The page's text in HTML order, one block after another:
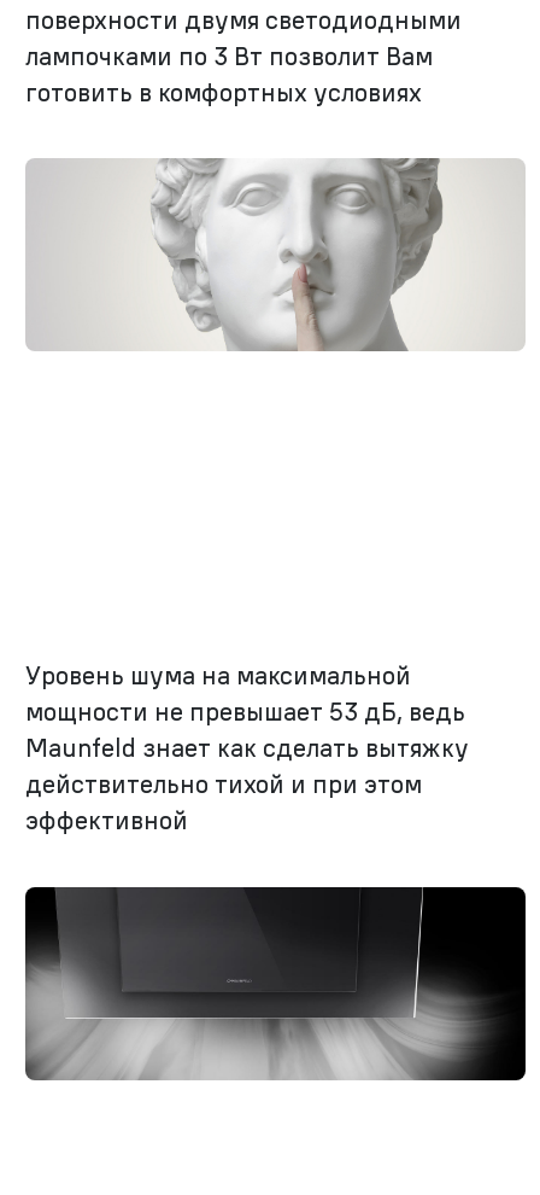
поверхности двумя светодиодными
лампочками по 3 Вт позволит Вам
готовить в комфортных условиях
Уровень шума на максимальной
мощности не превышает 53 дБ, ведь
Maunfeld знает как сделать вытяжку
действительно тихой и при этом
эффективной